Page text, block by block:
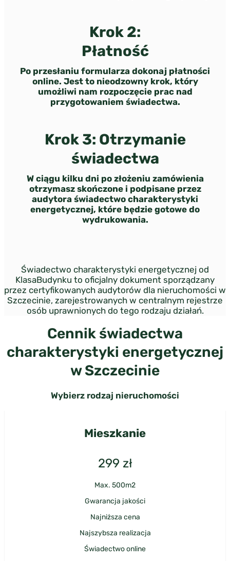
Krok 2:
Płatność
Po przesłaniu formularza dokonaj płatności
online. Jest to nieodzowny krok, który
umożliwi nam rozpoczęcie prac nad
przygotowaniem świadectwa.
Krok 3: Otrzymanie
świadectwa
W ciągu kilku dni po złożeniu zamówienia
otrzymasz skończone i podpisane przez
audytora świadectwo charakterystyki
energetycznej, które będzie gotowe do
wydrukowania.
Świadectwo charakterystyki energetycznej od
KlasaBudynku to oficjalny dokument sporządzany
przez certyfikowanych audytorów dla nieruchomości w
Szczecinie, zarejestrowanych w centralnym rejestrze
osób uprawnionych do tego rodzaju działań.
Cennik świadectwa
charakterystyki energetycznej
w Szczecinie
Wybierz rodzaj nieruchomości
Mieszkanie
299 zł
Max. 500m2
Gwarancja jakości
Najniższa cena
Najszybsza realizacja
Świadectwo online